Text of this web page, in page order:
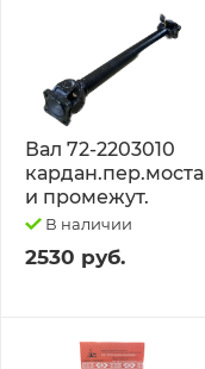
Вал 72-2203010
кардан.пер.моста
и промежут.
В наличии
2530 руб.